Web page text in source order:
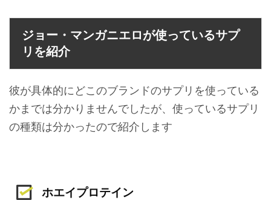
ジョー・マンガニエロが使っているサプ
リを紹介
彼が具体的にどこのブランドのサプリを使っている
かまでは分かりませんでしたが、使っているサプリ
の種類は分かったので紹介します
ホエイプロテイン